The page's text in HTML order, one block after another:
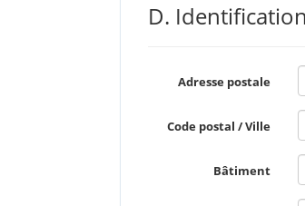
D.
Adresse postale
Code postal / Ville
Bâtiment